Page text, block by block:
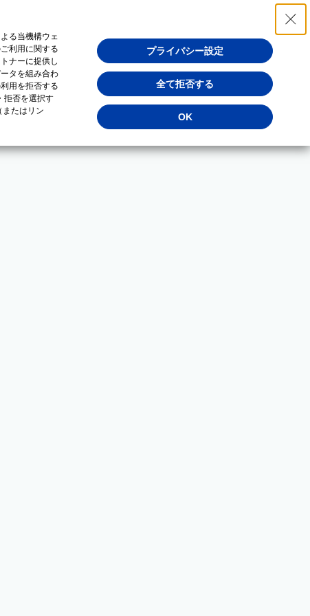
る当機構ウェ
利用に関する
ナーに提供し
タを組み合わ
用を拒否する
拒否を選択す
またはリン
プライバシー設定
全て拒否する
OK